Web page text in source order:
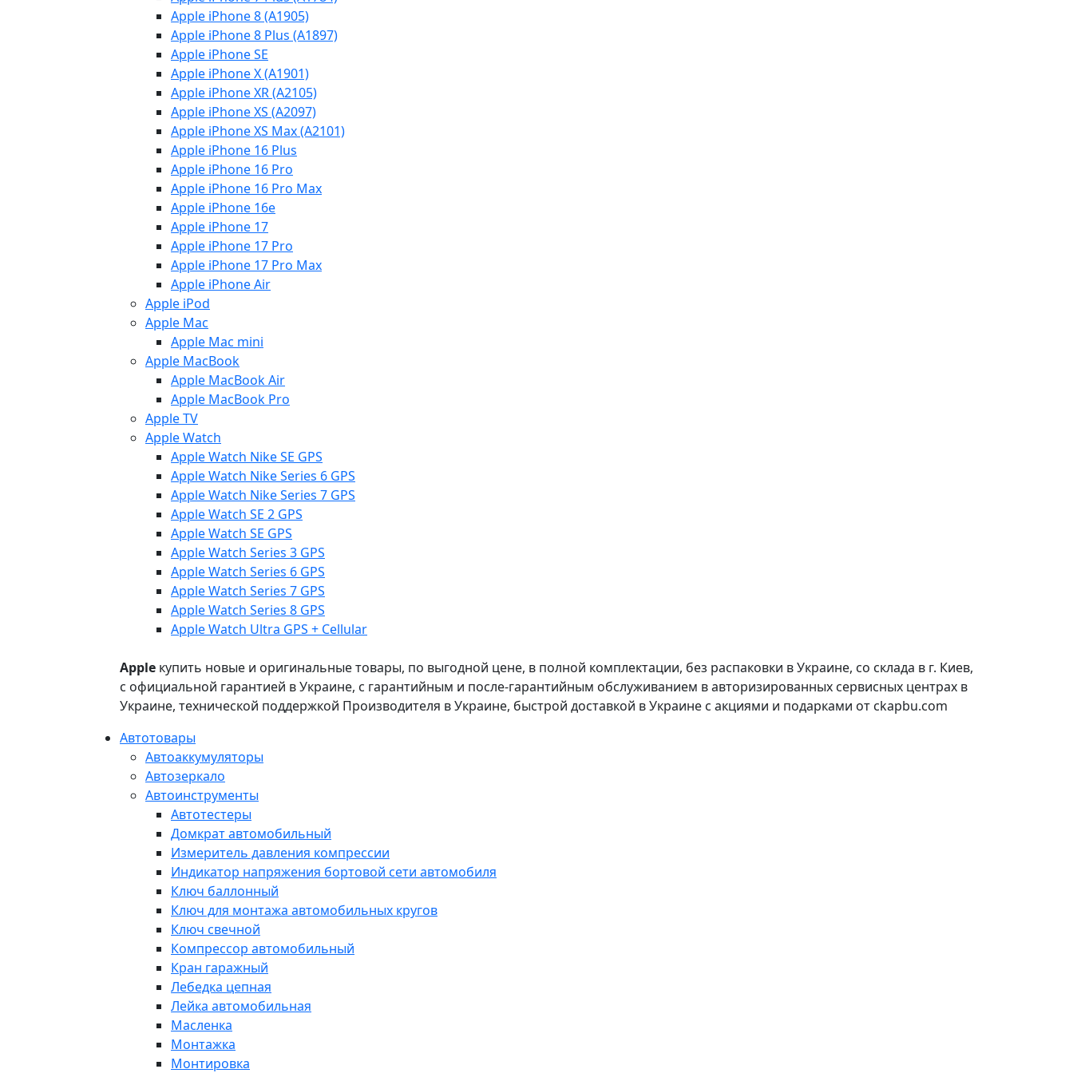
Apple iPhone 8 (A1905)
Apple iPhone 8 Plus (A1897)
Apple iPhone SE
Apple iPhone X (A1901)
Apple iPhone XR (A2105)
Apple iPhone XS (A2097)
Apple iPhone XS Max (A2101)
Apple iPhone 16 Plus
Apple iPhone 16 Pro
Apple iPhone 16 Pro Max
Apple iPhone 16e
Apple iPhone 17
Apple iPhone 17 Pro
Apple iPhone 17 Pro Max
Apple iPhone Air
Apple iPod
Apple Mac
Apple Mac mini
Apple MacBook
Apple MacBook Air
Apple MacBook Pro
Apple TV
Apple Watch
Apple Watch Nike SE GPS
Apple Watch Nike Series 6 GPS
Apple Watch Nike Series 7 GPS
Apple Watch SE 2 GPS
Apple Watch SE GPS
Apple Watch Series 3 GPS
Apple Watch Series 6 GPS
Apple Watch Series 7 GPS
Apple Watch Series 8 GPS
Apple Watch Ultra GPS + Cellular
Apple купить новые и оригинальные товары, по выгодной цене, в полной комплектации, без распаковки в Украине, со склада в г. Киев,
с официальной гарантией в Украине, с гарантийным и после-гарантийным обслуживанием в авторизированных сервисных центрах в
Украине, технической поддержкой Производителя в Украине, быстрой доставкой в Украине с акциями и подарками от ckapbu.com
Автотовары
Автоаккумуляторы
Автозеркало
Автоинструменты
Автотестеры
Домкрат автомобильный
Измеритель давления компрессии
Индикатор напряжения бортовой сети автомобиля
Ключ баллонный
Ключ для монтажа автомобильных кругов
Ключ свечной
Компрессор автомобильный
Кран гаражный
Лебедка цепная
Лейка автомобильная
Масленка
Монтажка
Монтировка